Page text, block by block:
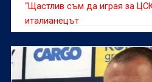
“Щастлив съм да играя за
италианецът